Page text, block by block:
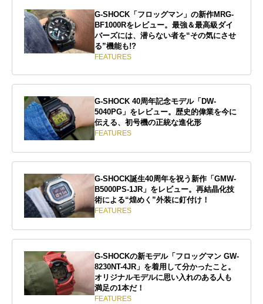
G-SHOCK「フロッグマン」の新作MRG-
BF1000Rをレビュー。最強＆最高級ダイ
バーズには、潜らない者を“その気にさせ
る”機能も!?
FEATURES
G-SHOCK 40周年記念モデル「DW-
5040PG」をレビュー。歴史的偉業を今に
伝える、初号機の正統な進化形
FEATURES
G-SHOCK誕生40周年を祝う新作「GMW-
B5000PS-1JR」をレビュー。再結晶化技
術による“煌めく”外装に釘付け！
FEATURES
G-SHOCKの新モデル「フロッグマン GW-
8230NT-4JR」を着用して分かったこと。
オリジナルモデルに思い入れのある人も
満足の1本だ！
FEATURES